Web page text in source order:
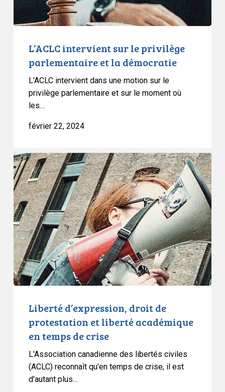
démocratie
L’ACLC intervient sur le privilège
parlementaire et la démocratie
L'ACLC intervient dans une motion sur le
privilège parlementaire et sur le moment où
les…
février 22, 2024
Liberté
d’expression,
droit
de
protestation
et
liberté
académique
en
temps
Liberté d’expression, droit de
protestation et liberté académique
en temps de crise
L'Association canadienne des libertés civiles
(ACLC) reconnaît qu'en temps de crise, il est
d'autant plus…